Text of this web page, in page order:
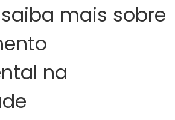
mais sobre
na